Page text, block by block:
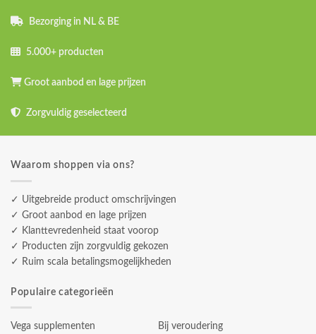
Bezorging in NL & BE
5.000+ producten
Groot aanbod en lage prijzen
Zorgvuldig geselecteerd
Waarom shoppen via ons?
✓ Uitgebreide product omschrijvingen
✓ Groot aanbod en lage prijzen
✓ Klanttevredenheid staat voorop
✓ Producten zijn zorgvuldig gekozen
✓ Ruim scala betalingsmogelijkheden
Populaire categorieën
Vega supplementen
Bij veroudering